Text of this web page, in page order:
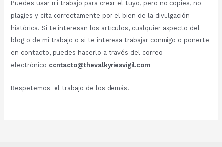
Puedes usar mi trabajo para crear el tuyo, pero no copies, no
plagies y cita correctamente por el bien de la divulgación
histórica. Si te interesan los artículos, cualquier aspecto del
blog o de mi trabajo o si te interesa trabajar conmigo o ponerte
en contacto, puedes hacerlo a través del correo
electrónico contacto@thevalkyriesvigil.com
Respetemos el trabajo de los demás.